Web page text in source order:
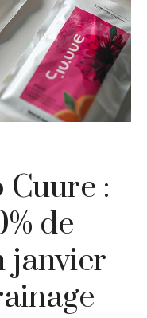
:
de
janvier